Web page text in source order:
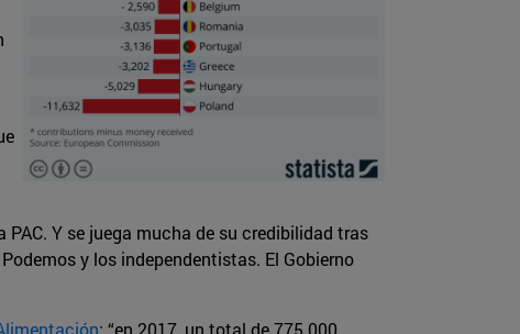
Y se juega mucha de su credibilidad tras
y los independentistas. El Gobierno
: “en 2017, un total de 775.000